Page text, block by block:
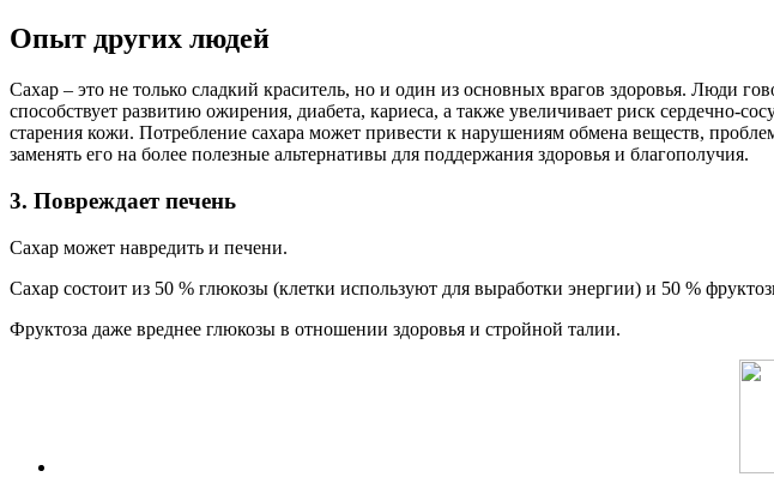
Опыт других людей
Сахар – это не только сладкий краситель, но и один из основных врагов здоровья. Люди
способствует развитию ожирения, диабета, кариеса, а также увеличивает риск сердечно-
старения кожи. Потребление сахара может привести к нарушениям обмена веществ,
заменять его на более полезные альтернативы для поддержания здоровья и благополучия.
3. Повреждает печень
Сахар может навредить и печени.
Сахар состоит из 50 % глюкозы (клетки используют для выработки энергии) и 50 %
Фруктоза даже вреднее глюкозы в отношении здоровья и стройной талии.